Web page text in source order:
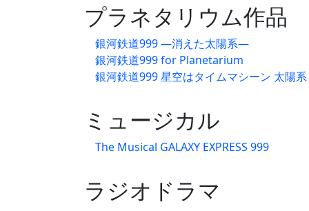
プラネタリウム作品
銀河鉄道999 —消えた太陽系—
銀河鉄道999 for Planetarium
銀河鉄道999 星空はタイムマシーン 太陽
ミュージカル
The Musical GALAXY EXPRESS 999
ラジオドラマ